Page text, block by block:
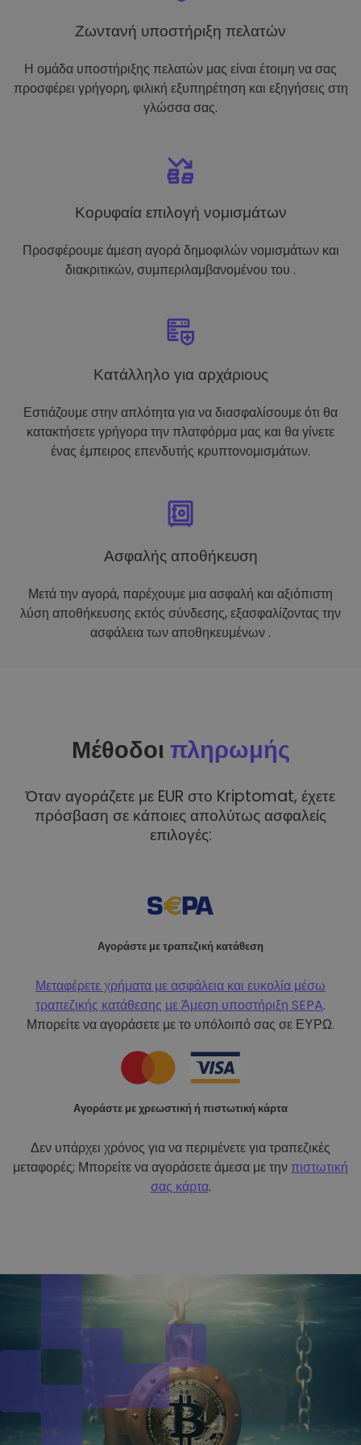
Ζωντανή υποστήριξη πελατών
Η ομάδα υποστήριξης πελατών μας είναι έτοιμη να σας
προσφέρει γρήγορη, φιλική εξυπηρέτηση και εξηγήσεις στη
γλώσσα σας.
Κορυφαία επιλογή νομισμάτων
Προσφέρουμε άμεση αγορά δημοφιλών νομισμάτων και
διακριτικών, συμπεριλαμβανομένου του .
Κατάλληλο για αρχάριους
Εστιάζουμε στην απλότητα για να διασφαλίσουμε ότι θα
κατακτήσετε γρήγορα την πλατφόρμα μας και θα γίνετε
ένας έμπειρος επενδυτής κρυπτονομισμάτων.
Ασφαλής αποθήκευση
Μετά την αγορά, παρέχουμε μια ασφαλή και αξιόπιστη
λύση αποθήκευσης εκτός σύνδεσης, εξασφαλίζοντας την
ασφάλεια των αποθηκευμένων .
Μέθοδοι πληρωμής
Όταν αγοράζετε με EUR στο Kriptomat, έχετε
πρόσβαση σε κάποιες απολύτως ασφαλείς
επιλογές:
Αγοράστε με τραπεζική κατάθεση
Μεταφέρετε χρήματα με ασφάλεια και ευκολία μέσω
τραπεζικής κατάθεσης μεΆμεση υποστήριξη SEPA.
Μπορείτε να αγοράσετε με το υπόλοιπό σας σε ΕΥΡΩ.
Αγοράστε με χρεωστική ή πιστωτική κάρτα
Δεν υπάρχει χρόνος για να περιμένετε για τραπεζικές
μεταφορές; Μπορείτε να αγοράσετε άμεσα με τηνπιστωτική
σας κάρτα.